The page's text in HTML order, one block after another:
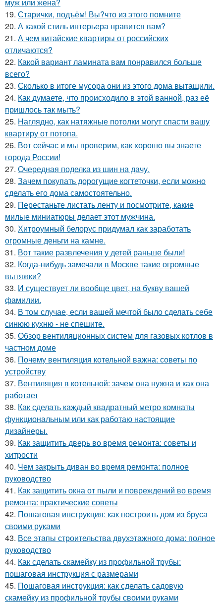
муж или жена?
19. Старички, подъём! Вы?что из этого помните
20. А какой стиль интерьера нравится вам?
21. А чем китайские квартиры от российских
отличаются?
22. Какой вариант ламината вам понравился больше
всего?
23. Сколько в итоге мусора они из этого дома вытащили.
24. Как думаете, что происходило в этой ванной, раз её
пришлось так мыть?
25. Наглядно, как натяжные потолки могут спасти вашу
квартиру от потопа.
26. Вот сейчас и мы проверим, как хорошо вы знаете
города России!
27. Очередная поделка из шин на дачу.
28. Зачем покупать дорогущие когтеточки, если можно
сделать его дома самостоятельно.
29. Перестаньте листать ленту и посмотрите, какие
милые миниатюры делает этот мужчина.
30. Хитроумный белорус придумал как заработать
огромные деньги на камне.
31. Вот такие развлечения у детей раньше были!
32. Когда-нибудь замечали в Москве такие огромные
вытяжки?
33. И существует ли вообще цвет, на букву вашей
фамилии.
34. В том случае, если вашей мечтой было сделать себе
синюю кухню - не спешите.
35. Обзор вентиляционных систем для газовых котлов в
частном доме
36. Почему вентиляция котельной важна: советы по
устройству
37. Вентиляция в котельной: зачем она нужна и как она
работает
38. Как сделать каждый квадратный метро комнаты
функциональным или как работаю настоящие
дизайнеры.
39. Как защитить дверь во время ремонта: советы и
хитрости
40. Чем закрыть диван во время ремонта: полное
руководство
41. Как защитить окна от пыли и повреждений во время
ремонта: практические советы
42. Пошаговая инструкция: как построить дом из бруса
своими руками
43. Все этапы строительства двухэтажного дома: полное
руководство
44. Как сделать скамейку из профильной трубы:
пошаговая инструкция с размерами
45. Пошаговая инструкция: как сделать садовую
скамейку из профильной трубы своими руками